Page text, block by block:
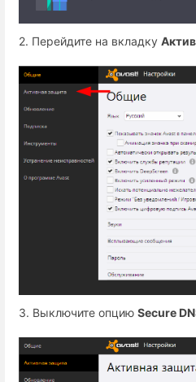
2. Перейдите на вкладку
3. Выключите опцию Secure